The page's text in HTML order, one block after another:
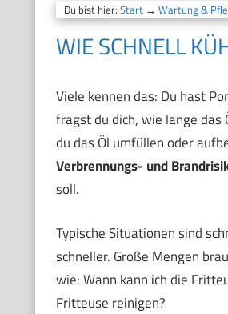
Du bist hier: Start→ Wartung &
WIE SCHNELL
Viele kennen das: Du hast
fragst du dich, wie lange
du das Öl umfüllen oder
Verbrennungs- und
soll.
Typische Situationen sind
schneller. Große Mengen
wie: Wann kann ich die
Fritteuse reinigen?